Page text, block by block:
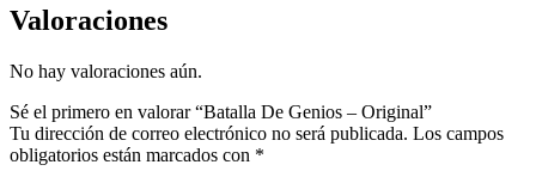
Valoraciones
No hay valoraciones aún.
Sé el primero en valorar “Batalla De Genios – Original”
Tu dirección de correo electrónico no será publicada. Los campos
obligatorios están marcados con *